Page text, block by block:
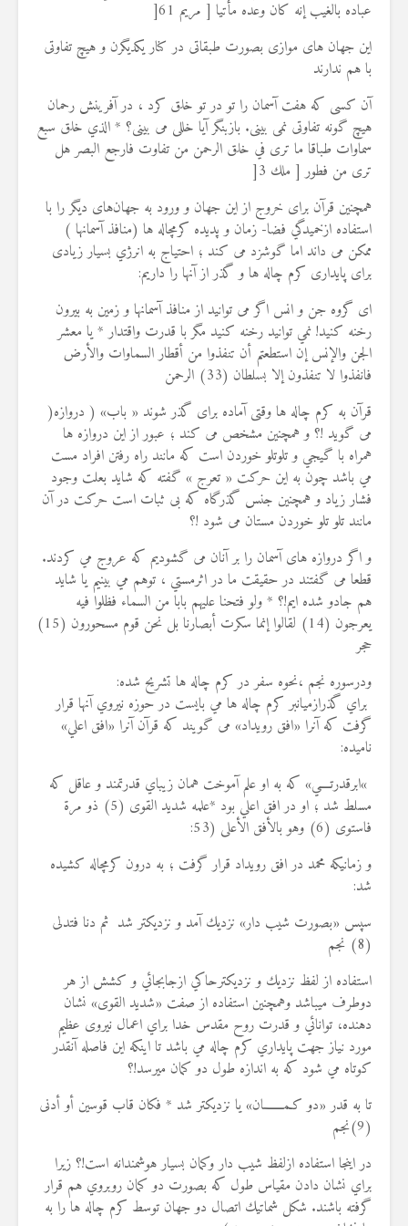
عباده بالغيب إنه كان وعده مأتيا [ مريم 61
]
اين جهان های موازی بصورت طبقاتی در کنار یکدیگرن و هیچ تفاوتی
با هم ندارند
آن کسی كه هفت آسمان را تو در تو خلق کرد ، در آفرينش رحمان
هيچ گونه تفاوتی نمى بينى. بازبنگر آيا خللی مى بينى؟ * الذي خلق سبع
سماوات طباقا ما ترى في خلق الرحمن من تفاوت فارجع البصر هل
ترى من فطور [ ملك 3
]
همچنین قرآن برای خروج از این جهان و ورود به جهان‌های دیگر را با
استفاده ازخميدگي فضا- زمان و پديده کرمچاله ها (منافذ آسمانها )
ممکن می داند اما گوشزد می کند ؛ احتياج به انرژي بسیار زیادی
برای پایداری کرم چاله ها و گذر از آنها را داریم:
اى گروه جن و انس اگر می توانيد از منافذ آسمانها و زمين به بيرون
رخنه كنيد! نمي توانيد رخنه كنيد مگر با قدرت واقتدار * يا معشر
الجن والإنس إن استطعتم أن تنفذوا من أقطار السماوات والأرض
فانفذوا لا تنفذون إلا بسلطان (33) الرحمن
قرآن به کرم چاله ها وقتی آماده برای گذر شوند « باب» ( دروازه)
می گوید !؟ و همچنین مشخص می کند ؛ عبور از این دروازه ها
همراه با گيجي و تلوتلو خوردن است كه مانند راه رفتن افراد مست
مي باشد چون به اين حركت « تعرج » گفته که شاید بعلت وجود
فشار زیاد و همچنین جنس گذرگاه که بی ثبات است حرکت در آن
مانند تلو تلو خوردن مستان می شود !؟
و اگر دروازه های آسمان را بر آنان مى گشوديم كه عروج مي كردند.
قطعا مى گفتند در حقيقت ما در اثرمستي ، توهم مي بينيم يا شايد
هم جادو شده ايم!؟ * ولو فتحنا عليهم بابا من السماء فظلوا فيه
يعرجون (14) لقالوا إنما سكرت أبصارنا بل نحن قوم مسحورون (15)
حجر
ودرسوره نجم ،نحوه سفر در کرم چاله ها تشریح شده:
براي گذرازميانبر كرم چاله ها مي بايست در حوزه نيروي آنها قرار
گرفت كه آنرا «افق رويداد» می گویند که قرآن آنرا «افق اعلي»
نامیده:
«ابرقدرتــــي» كه به او علم آموخت همان زيباي قدرتمند و عاقل كه
مسلط شد ؛ او در افق اعلي بود *علمه شديد القوى (5) ذو مرة
فاستوى (6) وهو بالأفق الأعلى (53:
و زمانیکه محمد در افق رويداد قرار گرفت ؛ به درون کرمچاله کشیده
شد:
سپس «بصورت شيب دار» نزديك آمد و نزديكتر شد ثم دنا فتدلى
(8) نجم
استفاده از لفظ نزديك و نزديكترحاكي ازجابجائي و كشش از هر
دوطرف ميباشد وهمچنين استفاده از صفت «شديد القوى» نشان
دهنده، توانائي و قدرت روح مقدس خدا براي اعمال نيروی عظيم
مورد نياز جهت پايداري كرم چاله مي باشد تا اينكه اين فاصله آنقدر
كوتاه مي شود كه به اندازه طول دو كمان ميرسد!؟
تا به قدر «دو كـمـــــــان» يا نزديكتر شد * فكان قاب قوسين أو أدنى
(9)نجم
در اینجا استفاده ازلفظ شيب دار وكمان بسيار هوشمندانه است!؟ زيرا
براي نشان دادن مقياس طول كه بصورت دو كمان روبروي هم قرار
گرفته باشند. شكل شماتيك اتصال دو جهان توسط كرم چاله ها را به